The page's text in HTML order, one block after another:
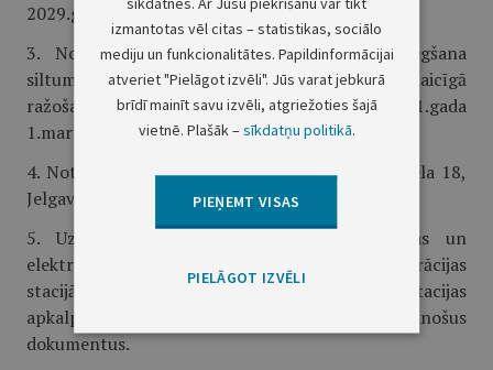
2029.gada 19.augustam.
3. Noteikt, ka sabiedriskā pakalpojuma sniegšana
siltumenerģijas un elektroenerģijas vienlaicīgā
ražošanā koģenerācijas stacijā jāuzsāk līdz 2011.gada
1.martam.
4. Noteikt licences darbības zonu – Lapskalna iela 18,
Jelgava.
5. Uzdot SIA “M3J”, uzsākot siltumenerģijas un
elektroenerģijas vienlaicīgu ražošanu koģenerācijas
stacijā, iesniegt Komisijā koģenerācijas stacijas
apkalpojošo darbinieku kvalifikāciju apliecinošus
dokumentus.
izmantotas vēl citas – statistikas, sociālo
mediju un funkcionalitātes. Papildinformācijai
atveriet "Pielāgot izvēli". Jūs varat jebkurā
brīdī mainīt savu izvēli, atgriežoties šajā
vietnē. Plašāk –sīkdatņu politikā.
PIEŅEMT VISAS
PIELĀGOT IZVĒLI